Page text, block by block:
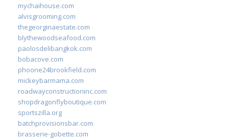
mychaihouse.com
alvisgrooming.com
thegeorginaestate.com
blythewoodseafood.com
paolosdelibangkok.com
bobacove.com
phoone24brookfield.com
mickeybarmama.com
roadwayconstructioninc.com
shopdragonflyboutique.com
sportszilla.org
batchprovisionsbar.com
brasserie-gobette.com